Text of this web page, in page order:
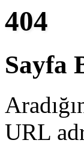
404
Sayfa
URL